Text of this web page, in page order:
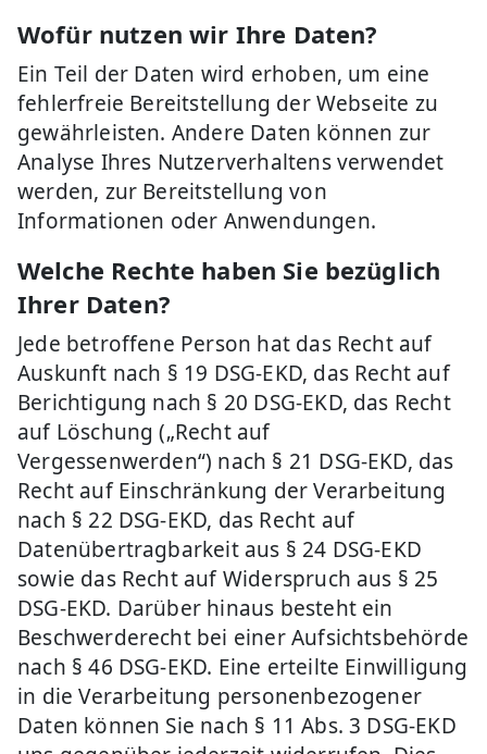
Wofür nutzen wir Ihre Daten?
Ein Teil der Daten wird erhoben, um eine
fehlerfreie Bereitstellung der Webseite zu
gewährleisten. Andere Daten können zur
Analyse Ihres Nutzerverhaltens verwendet
werden, zur Bereitstellung von
Informationen oder Anwendungen.
Welche Rechte haben Sie bezüglich
Ihrer Daten?
Jede betroffene Person hat das Recht auf
Auskunft nach § 19 DSG-EKD, das Recht auf
Berichtigung nach § 20 DSG-EKD, das Recht
auf Löschung („Recht auf
Vergessenwerden“) nach § 21 DSG-EKD, das
Recht auf Einschränkung der Verarbeitung
nach § 22 DSG-EKD, das Recht auf
Datenübertragbarkeit aus § 24 DSG-EKD
sowie das Recht auf Widerspruch aus § 25
DSG-EKD. Darüber hinaus besteht ein
Beschwerderecht bei einer Aufsichtsbehörde
nach § 46 DSG-EKD. Eine erteilte Einwilligung
in die Verarbeitung personenbezogener
Daten können Sie nach § 11 Abs. 3 DSG-EKD